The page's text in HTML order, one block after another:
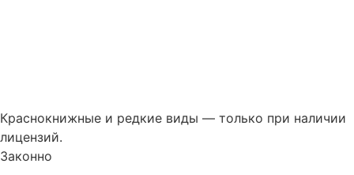
Краснокнижные и редкие виды — только при наличии
лицензий.
Законно